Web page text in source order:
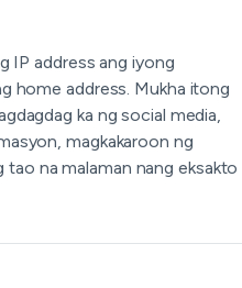
IP address ang iyong
home address. Mukha itong
ka ng social media,
magkakaroon ng
tao na malaman nang eksakto